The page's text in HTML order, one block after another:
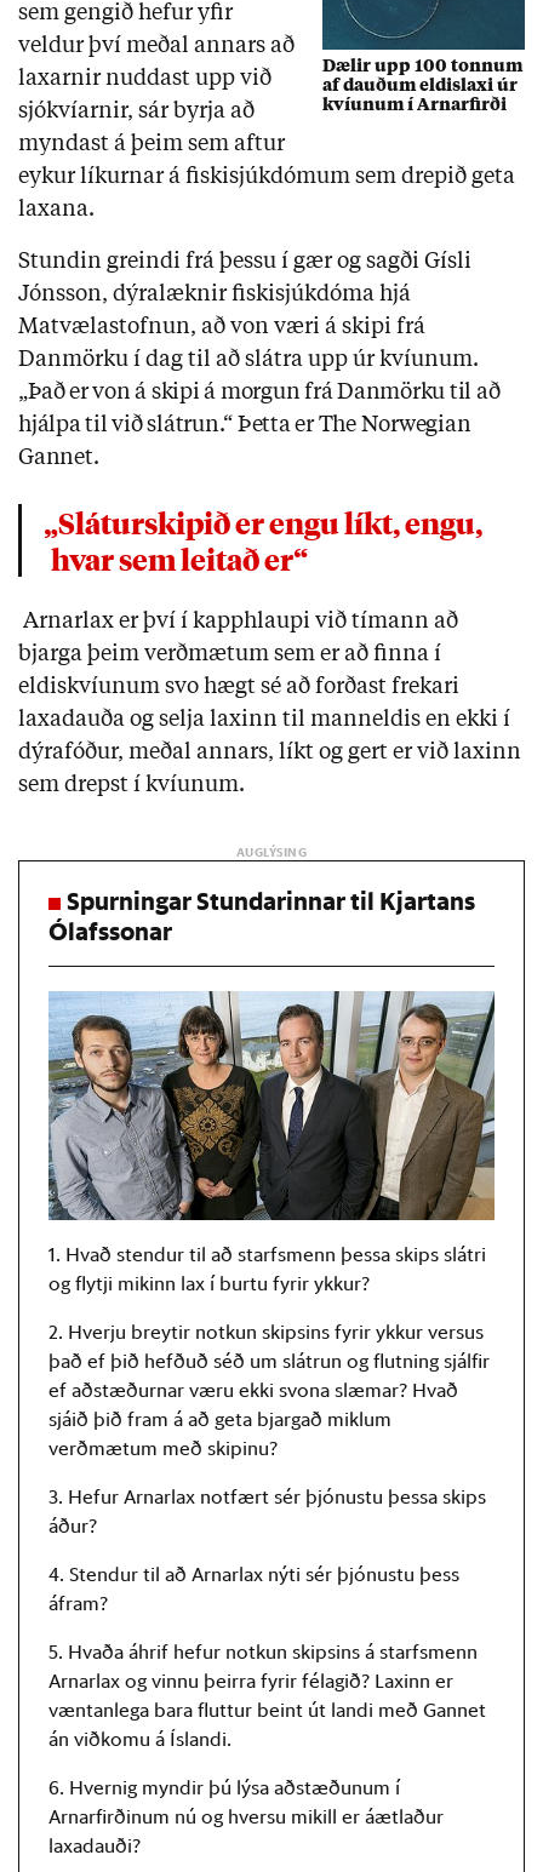
Dælir upp 100 tonnum
af dauðum eldislaxi úr
kvíunum í Arnarfirði
sem gengið hefur yfir
veldur því meðal annars að
laxarnir nuddast upp við
sjókvíarnir, sár byrja að
myndast á þeim sem aftur
eykur líkurnar á fiskisjúkdómum sem drepið geta
laxana.
Stundin greindi frá þessu í gær og sagði Gísli
Jónsson, dýralæknir fiskisjúkdóma hjá
Matvælastofnun, að von væri á skipi frá
Danmörku í dag til að slátra upp úr kvíunum.
„Það er von á skipi á morgun frá Danmörku til að
hjálpa til við slátrun.“ Þetta er The Norwegian
Gannet.
„Sláturskipið er engu líkt, engu,
hvar sem leitað er“
Arnarlax er því í kapphlaupi við tímann að
bjarga þeim verðmætum sem er að finna í
eldiskvíunum svo hægt sé að forðast frekari
laxadauða og selja laxinn til manneldis en ekki í
dýrafóður, meðal annars, líkt og gert er við laxinn
sem drepst í kvíunum.
Spurningar Stundarinnar til Kjartans
Ólafssonar
1. Hvað stendur til að starfsmenn þessa skips slátri
og flytji mikinn lax í burtu fyrir ykkur?
2. Hverju breytir notkun skipsins fyrir ykkur versus
það ef þið hefðuð séð um slátrun og flutning sjálfir
ef aðstæðurnar væru ekki svona slæmar? Hvað
sjáið þið fram á að geta bjargað miklum
verðmætum með skipinu?
3. Hefur Arnarlax notfært sér þjónustu þessa skips
áður?
4. Stendur til að Arnarlax nýti sér þjónustu þess
áfram?
5. Hvaða áhrif hefur notkun skipsins á starfsmenn
Arnarlax og vinnu þeirra fyrir félagið? Laxinn er
væntanlega bara fluttur beint út landi með Gannet
án viðkomu á Íslandi.
6. Hvernig myndir þú lýsa aðstæðunum í
Arnarfirðinum nú og hversu mikill er áætlaður
laxadauði?